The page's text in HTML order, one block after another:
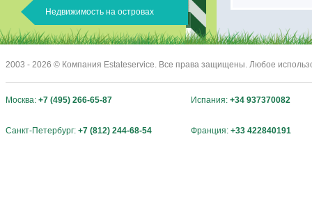
Недвижимость на островах
2003 - 2026 © Компания Estateservice. Все права защищены. Любое
Москва: +7 (495) 266-65-87 Испания: +34 937370082
Санкт-Петербург: +7 (812) 244-68-54 Франция: +33 422840191